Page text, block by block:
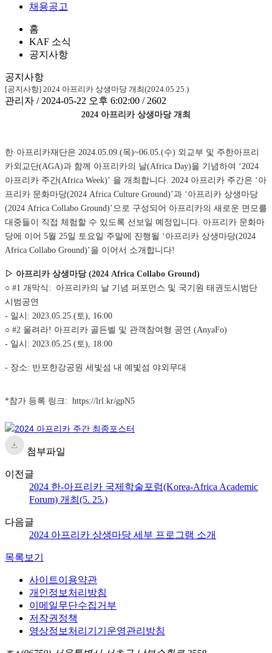
채용공고
홈
KAF 소식
공지사항
공지사항
[공지사항] 2024 아프리카 상생마당 개최(2024.05.25.)
관리자 / 2024-05-22 오후 6:02:00 / 2602
2024 아프리카 상생마당 개최
한·아프리카재단은 2024.05.09.(목)~06.05.(수) 외교부 및 주한아프리
카외교단(AGA)과 함께 아프리카의 날(Africa Day)을 기념하여 ‘2024
아프리카 주간(Africa Week)’ 을 개최합니다. 2024 아프리카 주간은 ‘아
프리카 문화마당(2024 Africa Culture Ground)’과 ‘아프리카 상생마당
(2024 Africa Collabo Ground)’으로 구성되어 아프리카의 새로운 면모를
대중들이 직접 체험할 수 있도록 선보일 예정입니다. 아프리카 문화마
당에 이어 5월 25일 토요일 주말에 진행될 ‘아프리카 상생마당(2024
Africa Collabo Ground)’을 이어서 소개합니다!
▷ 아프리카 상생마당 (2024 Africa Collabo Ground)
○ #1 개막식 : 아프리카의 날 기념 퍼포먼스 및 국기원 태권도시범단
시범공연
- 일시: 2023.05.25.(토), 16:00
○ #2 울려라! 아프리카 골든벨 및 관객참여형 공연 (AnyaFo)
- 일시: 2023.05.25.(토), 18:00
- 장소: 반포한강공원 세빛섬 내 예빛섬 야외무대
*참가 등록 링크: https://lrl.kr/gpN5
첨부파일
이전글
2024 한-아프리카 국제학술포럼(Korea-Africa Academic
Forum) 개최(5. 25.)
다음글
2024 아프리카 상생마당 세부 프로그램 소개
목록보기
사이트이용약관
개인정보처리방침
이메일무단수집거부
저작권정책
영상정보처리기기운영관리방침